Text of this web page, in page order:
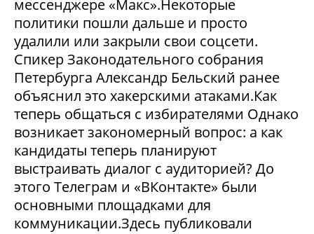
мессенджере «Макс».Некоторые
политики пошли дальше и просто
удалили или закрыли свои соцсети.
Спикер Законодательного собрания
Петербурга Александр Бельский ранее
объяснил это хакерскими атаками.Как
теперь общаться с избирателями Однако
возникает закономерный вопрос: а как
кандидаты теперь планируют
выстраивать диалог с аудиторией? До
этого Телеграм и «ВКонтакте» были
основными площадками для
коммуникации.Здесь публиковали